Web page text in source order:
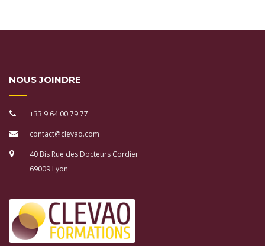
NOUS JOINDRE
+33 9 64 00 79 77
contact@clevao.com
40 Bis Rue des Docteurs Cordier
69009 Lyon